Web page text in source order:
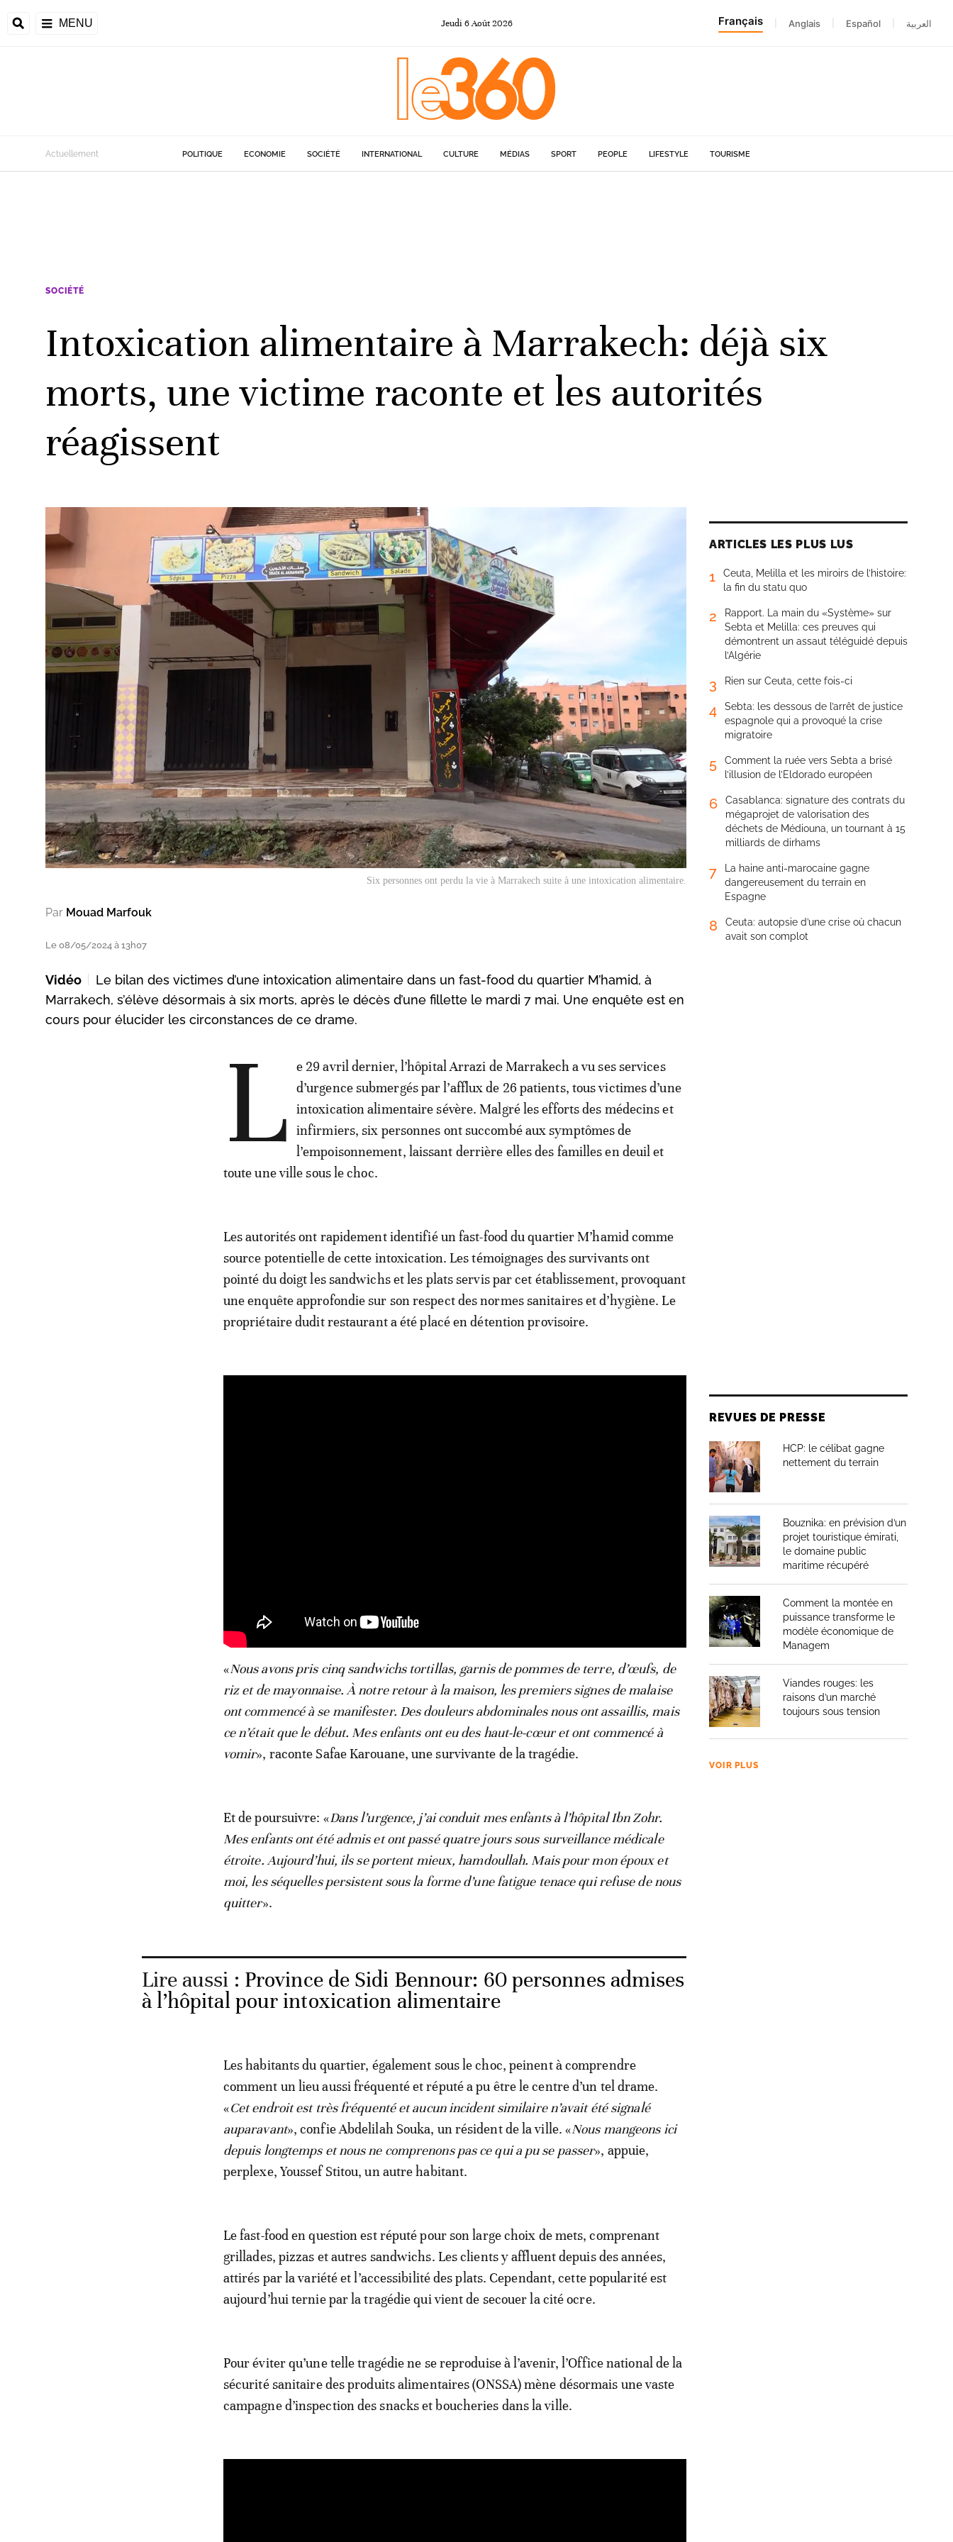
MENU Jeudi 6Août 2026 Français Anglais Español العربية
Actuellement POLITIQUE ECONOMIE SOCIÉTÉ INTERNATIONAL CULTURE MÉDIAS SPORT PEOPLE LIFESTYLE TOURISME
SOCIÉTÉ
Intoxication alimentaire à Marrakech: déjà six
morts, une victime raconte et les autorités
réagissent
Six personnes ont perdu la vie à Marrakech suite à une intoxication alimentaire.
Par Mouad Marfouk
Le 08/05/2024 à 13h07
Vidéo
Le bilan des victimes d’une intoxication alimentaire dans un fast-food du quartier M’hamid, à
Marrakech, s’élève désormais à six morts, après le décès d’une fillette le mardi 7 mai. Une enquête est en
cours pour élucider les circonstances de ce drame.
L
e 29 avril dernier, l’hôpital Arrazi de Marrakech a vu ses services
d’urgence submergés par l’afflux de 26 patients, tous victimes d’une
intoxication alimentaire sévère. Malgré les efforts des médecins et
infirmiers, six personnes ont succombé aux symptômes de
l’empoisonnement, laissant derrière elles des familles en deuil et
toute une ville sous le choc.
Les autorités ont rapidement identifié un fast-food du quartier M’hamid comme
source potentielle de cette intoxication. Les témoignages des survivants ont
pointé du doigt les sandwichs et les plats servis par cet établissement, provoquant
une enquête approfondie sur son respect des normes sanitaires et d’hygiène. Le
propriétaire dudit restaurant a été placé en détention provisoire.
«Nous avons pris cinq sandwichs tortillas, garnis de pommes de terre, d’œufs, de
riz et de mayonnaise. À notre retour à la maison, les premiers signes de malaise
ont commencé à se manifester. Des douleurs abdominales nous ont assaillis, mais
ce n’était que le début. Mes enfants ont eu des haut-le-cœur et ont commencé à
vomir», raconte Safae Karouane, une survivante de la tragédie.
Et de poursuivre: «Dans l’urgence, j’ai conduit mes enfants à l’hôpital Ibn Zohr.
Mes enfants ont été admis et ont passé quatre jours sous surveillance médicale
étroite. Aujourd’hui, ils se portent mieux, hamdoullah. Mais pour mon époux et
moi, les séquelles persistent sous la forme d’une fatigue tenace qui refuse de nous
quitter».
Lire aussi : Province de Sidi Bennour: 60 personnes admises
à l’hôpital pour intoxication alimentaire
Les habitants du quartier, également sous le choc, peinent à comprendre
comment un lieu aussi fréquenté et réputé a pu être le centre d’un tel drame.
«Cet endroit est très fréquenté et aucun incident similaire n’avait été signalé
auparavant», confie Abdelilah Souka, un résident de la ville. «Nous mangeons ici
depuis longtemps et nous ne comprenons pas ce qui a pu se passer», appuie,
perplexe, Youssef Stitou, un autre habitant.
Le fast-food en question est réputé pour son large choix de mets, comprenant
grillades, pizzas et autres sandwichs. Les clients y affluent depuis des années,
attirés par la variété et l’accessibilité des plats. Cependant, cette popularité est
aujourd’hui ternie par la tragédie qui vient de secouer la cité ocre.
Pour éviter qu’une telle tragédie ne se reproduise à l’avenir, l’Office national de la
sécurité sanitaire des produits alimentaires (ONSSA) mène désormais une vaste
campagne d’inspection des snacks et boucheries dans la ville.
ARTICLES LES PLUS LUS
1
Ceuta, Melilla et les miroirs de l’histoire:
la fin du statu quo
2
Rapport. La main du «Système» sur
Sebta et Melilla: ces preuves qui
démontrent un assaut téléguidé depuis
l’Algérie
3 Rien sur Ceuta, cette fois-ci
4
Sebta: les dessous de l’arrêt de justice
espagnole qui a provoqué la crise
migratoire
5
Comment la ruée vers Sebta a brisé
l’illusion de l’Eldorado européen
6
Casablanca: signature des contrats du
mégaprojet de valorisation des
déchets de Médiouna, un tournant à 15
milliards de dirhams
7
La haine anti-marocaine gagne
dangereusement du terrain en
Espagne
8
Ceuta: autopsie d’une crise où chacun
avait son complot
REVUES DE PRESSE
HCP: le célibat gagne
nettement du terrain
Bouznika: en prévision d’un
projet touristique émirati,
le domaine public
maritime récupéré
Comment la montée en
puissance transforme le
modèle économique de
Managem
Viandes rouges: les
raisons d’un marché
toujours sous tension
VOIR PLUS